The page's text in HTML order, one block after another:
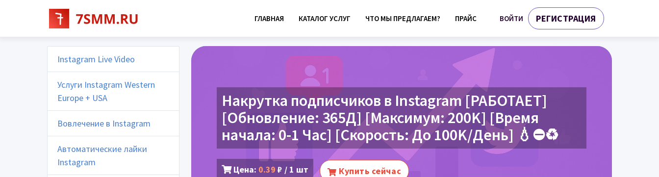
ГЛАВНАЯ КАТАЛОГ УСЛУГ ЧТО МЫ ПРЕДЛАГАЕМ? ПРАЙС ВОЙТИ РЕГИСТРАЦИЯ
Instagram Live Video
Услуги Instagram Western
Europe + USA
Вовлечение в Instagram
Автоматические лайки
Instagram
Накрутка подписчиков в Instagram [РАБОТАЕТ]
[Обновление: 365Д] [Максимум: 200K] [Время
начала: 0-1 Час] [Скорость: До 100K/День] 💧⛔♻️
Цена: 0.39 ₽ / 1 шт Купить сейчас